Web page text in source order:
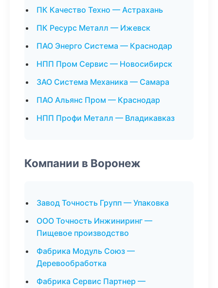
ПК Качество Техно — Астрахань
ПК Ресурс Металл — Ижевск
ПАО Энерго Система — Краснодар
НПП Пром Сервис — Новосибирск
ЗАО Система Механика — Самара
ПАО Альянс Пром — Краснодар
НПП Профи Металл — Владикавказ
Компании в Воронеж
Завод Точность Групп — Упаковка
ООО Точность Инжиниринг —
Пищевое производство
Фабрика Модуль Союз —
Деревообработка
Фабрика Сервис Партнер —